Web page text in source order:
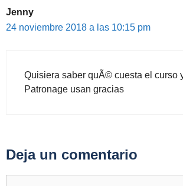
Jenny
24 noviembre 2018 a las 10:15 pm
Quisiera saber quÃ© cuesta el curso
Patronage usan gracias
Deja un comentario